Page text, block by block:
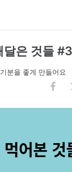
달은 것들
분을 좋게 만들어요
어본 것